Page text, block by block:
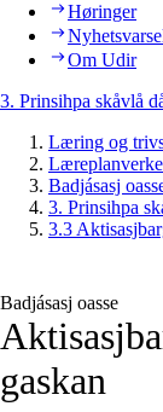
Høringer
Om Udir
3. Prinsihpa skåvlå
Læring og
Badjásasj
3. Prinsihpa
3.3
Badjásasj oasse
gaskan